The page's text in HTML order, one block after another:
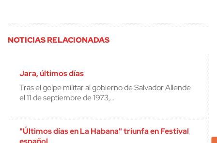
NOTICIAS RELACIONADAS
Jara, últimos días
Tras el golpe militar al gobierno de Salvador Allende
el 11 de septiembre de 1973,…
"Últimos días en La Habana" triunfa en Festival